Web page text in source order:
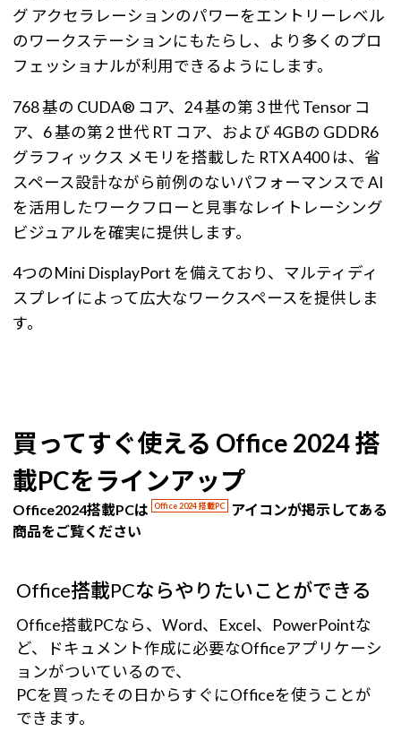
グ アクセラレーションのパワーをエントリーレベル
のワークステーションにもたらし、より多くのプロ
フェッショナルが利用できるようにします。
768 基の CUDA® コア、24 基の第 3 世代 Tensor コ
ア、6 基の第 2 世代 RT コア、および 4GBの GDDR6
グラフィックス メモリを搭載した RTX A400 は、省
スペース設計ながら前例のないパフォーマンスで AI
を活用したワークフローと見事なレイトレーシング
ビジュアルを確実に提供します。
4つのMini DisplayPort を備えており、マルティディ
スプレイによって広大なワークスペースを提供しま
す。
買ってすぐ使える Office 2024 搭
載PCをラインアップ
Office2024搭載PCは Office 2024 搭載PC
アイコンが掲示してある
商品をご覧ください
Office搭載PCならやりたいことができる
Office搭載PCなら、Word、Excel、PowerPointな
ど、ドキュメント作成に必要なOfficeアプリケーシ
ョンがついているので、
PCを買ったその日からすぐにOfficeを使うことが
できます。